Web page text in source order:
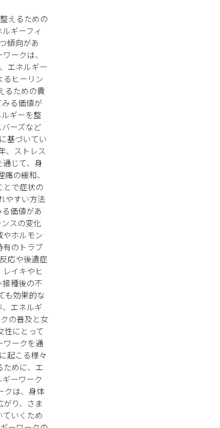
えるための
ギーフィ
傾向があ
ークは、
エネルギー
るヒーリン
るための貴
る価値が
ギーを整
ーズなど
基づいてい
、ストレス
じて、身
の緩和、
とで症状の
やすい方法
価値があ
スの変化
ホルモン
有のトラブ
応や後遺症
イキやヒ
種後の不
も効果的な
エネルギ
の普及と女
性にとって
ワークを通
起こる様々
ために、エ
ーワーク
クは、身体
り、さま
いくため